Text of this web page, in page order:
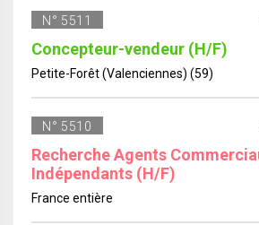
N° 5511
Concepteur-vendeur (H/F)
Petite-Forêt (Valenciennes) (59)
N° 5510
Recherche Agents
Indépendants (H/F)
France entière